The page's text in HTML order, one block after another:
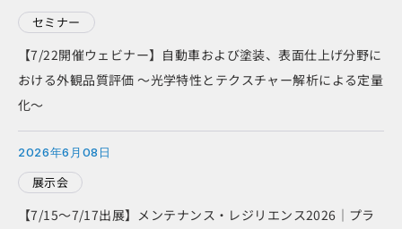
セミナー
【7/22開催ウェビナー】自動車および塗装、表面仕上げ分野に
おける外観品質評価 ～光学特性とテクスチャー解析による定量
化～
2026年6月08日
展示会
【7/15～7/17出展】メンテナンス・レジリエンス2026｜プラ